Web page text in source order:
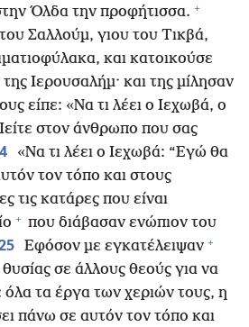
Όλδα την προφήτισσα. +
Σαλλούμ, γιου του Τικβά,
και κατοικούσε
Ιερουσαλήμ· και της μίλησαν
είπε: «Να τι λέει ο Ιεχωβά, ο
στον άνθρωπο που σας
«Να τι λέει ο Ιεχωβά: “Εγώ θα
τον τόπο και στους
τις κατάρες που είναι
+ που διάβασαν ενώπιον του
Εφόσον με εγκατέλειψαν +
σε άλλους θεούς για να
όλα τα έργα των χεριών τους, η
πάνω σε αυτόν τον τόπο και